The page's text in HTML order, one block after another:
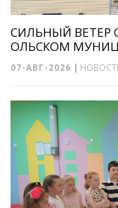
СИЛЬНЫЙ ВЕТЕР
ОЛЬСКОМ
07-АВГ-2026 |